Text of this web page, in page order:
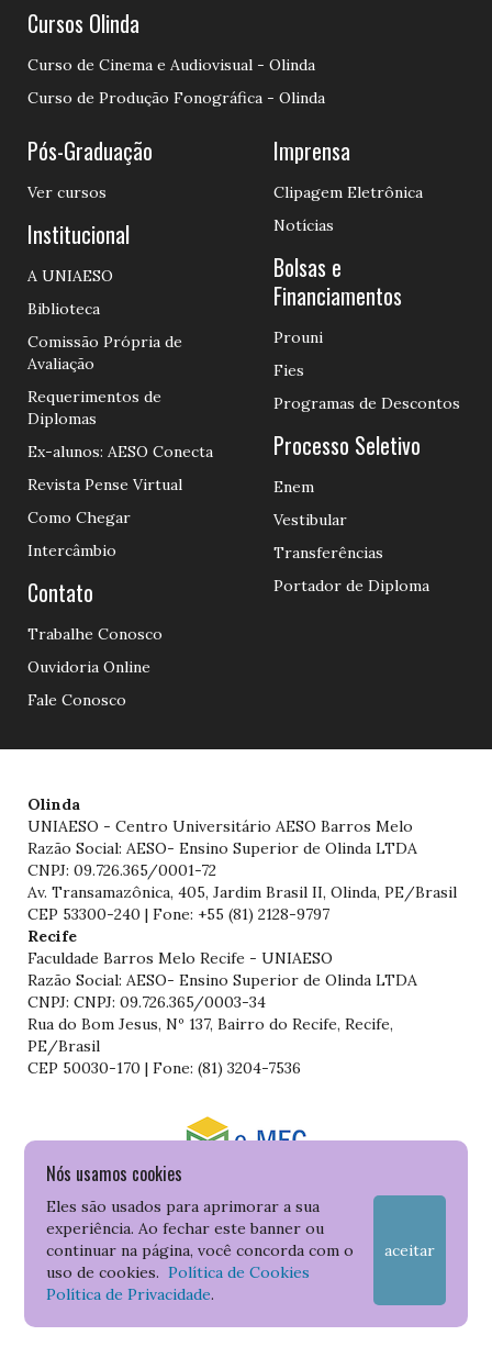
Nós usamos cookies
Eles são usados para aprimorar a sua
experiência. Ao fechar este banner ou
continuar na página, você concorda com o
uso de cookies.Política de Cookies
Política de Privacidade.
aceitar
Cursos Olinda
Curso de Cinema e Audiovisual - Olinda
Curso de Produção Fonográfica - Olinda
Pós-Graduação
Ver cursos
Institucional
A UNIAESO
Biblioteca
Comissão Própria de
Avaliação
Requerimentos de
Diplomas
Ex-alunos: AESO Conecta
Revista Pense Virtual
Como Chegar
Intercâmbio
Contato
Trabalhe Conosco
Ouvidoria Online
Fale Conosco
Imprensa
Clipagem Eletrônica
Notícias
Bolsas e
Financiamentos
Prouni
Fies
Programas de Descontos
Processo Seletivo
Enem
Vestibular
Transferências
Portador de Diploma
Olinda
UNIAESO - Centro Universitário AESO Barros Melo
Razão Social: AESO- Ensino Superior de Olinda LTDA
CNPJ: 09.726.365/0001-72
Av. Transamazônica, 405, Jardim Brasil II, Olinda, PE/Brasil
CEP 53300-240 | Fone: +55 (81) 2128-9797
Recife
Faculdade Barros Melo Recife - UNIAESO
Razão Social: AESO- Ensino Superior de Olinda LTDA
CNPJ: CNPJ: 09.726.365/0003-34
Rua do Bom Jesus, Nº 137, Bairro do Recife, Recife,
PE/Brasil
CEP 50030-170 | Fone: (81) 3204-7536
Consulte o cadastro da Instituição no Sistema do e-MEC